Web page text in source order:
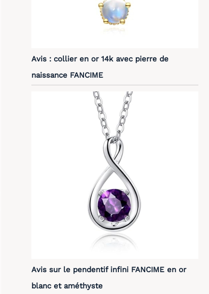
Avis : collier en or 14k avec pierre de
naissance FANCIME
Avis sur le pendentif infini FANCIME en or
blanc et améthyste